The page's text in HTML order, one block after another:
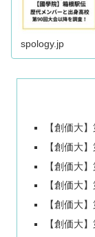
spology.jp
【創価大
【創価大
【創価大
【創価大
【創価大
【創価大